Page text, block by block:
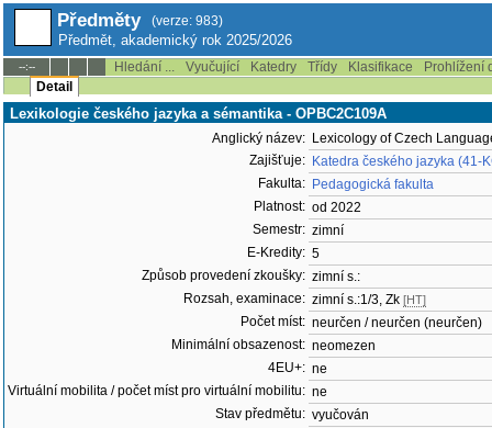
Předměty (verze: 983)
Předmět, akademický rok 2025/2026
--:-- Hledání ... Vyučující Katedry Třídy Klasifikace
Prohlížení
Detail
Lexikologie českého jazyka a sémantika - OPBC2C109A
Anglický název: Lexicology of Czech
Zajišťuje: Katedra českého jazyka (41-
Fakulta: Pedagogická fakulta
Platnost: od 2022
Semestr: zimní
E-Kredity: 5
Způsob provedení zkoušky: zimní s.:
Rozsah, examinace: zimní s.:1/3, Zk [HT]
Počet míst: neurčen / neurčen (neurčen)
Minimální obsazenost: neomezen
4EU+: ne
Virtuální mobilita / počet míst pro virtuální mobilitu: ne
Stav předmětu: vyučován